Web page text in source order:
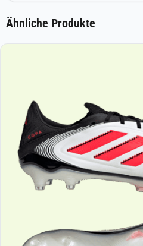
Ähnliche Produkte